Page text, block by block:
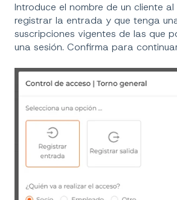
Introduce el nombre de un cliente al
registrar la entrada y que tenga
suscripciones vigentes de las que
una sesión. Confirma para